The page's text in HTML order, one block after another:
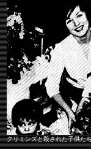
クリミンズと殺された子供た